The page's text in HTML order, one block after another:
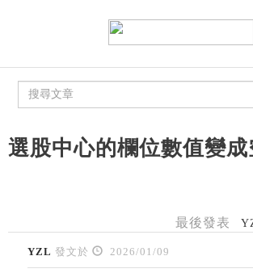
選股中心的欄位數值變成
最後發表
YZL 發文於 2026/01/09